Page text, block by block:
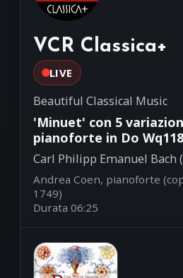
23:59
Wolfgang
1791)
VCR Classica+
LIVE
Beautiful Classical Music
'Minuet' con 5
pianoforte in Do
Carl Philipp Emanuel Bach
Andrea Coen, pianoforte
1749)
Durata 06:25